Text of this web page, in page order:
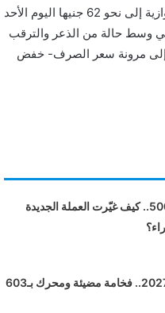
وانخفض سعر الدولار في السوق الموازية إلى نحو 62 جنيها اليوم الأحد
وسط حالة من الذعر والترقب
إلى مرونة سعر الصرف- خفض
بعد اختفاء فئة الـ500.. كيف غيّرت العملة الجديدة
مرسيدس مايباخ 2027.. فخامة مضيئة ومحرك بـ603